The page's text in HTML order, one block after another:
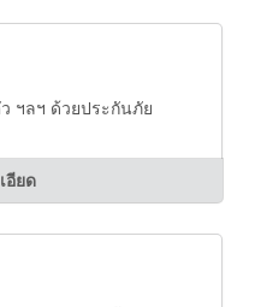
ฯลฯ ด้วยประกันภัย
อียด